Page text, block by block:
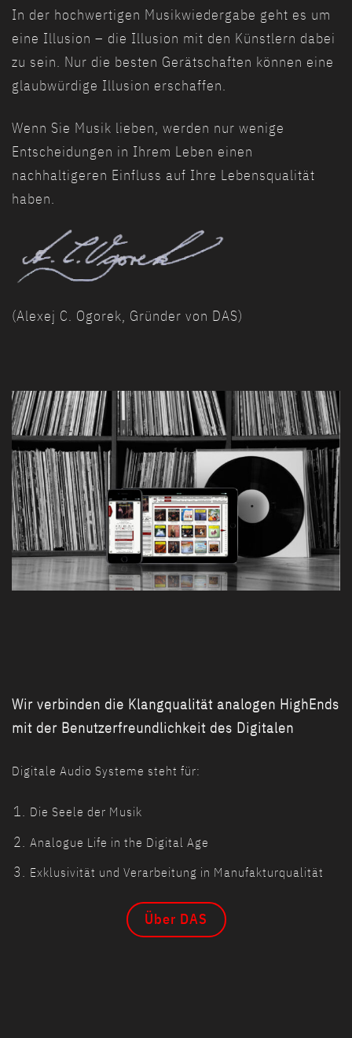
In der hochwertigen Musikwiedergabe geht es um
eine Illusion – die Illusion mit den Künstlern dabei
zu sein. Nur die besten Gerätschaften können eine
glaubwürdige Illusion erschaffen.
Wenn Sie Musik lieben, werden nur wenige
Entscheidungen in Ihrem Leben einen
nachhaltigeren Einfluss auf Ihre Lebensqualität
haben.
(Alexej C. Ogorek, Gründer von DAS)
Wir verbinden die Klangqualität analogen HighEnds
mit der Benutzerfreundlichkeit des Digitalen
Digitale Audio Systeme steht für:
Die Seele der Musik
Analogue Life in the Digital Age
Exklusivität und Verarbeitung in Manufakturqualität
Über DAS